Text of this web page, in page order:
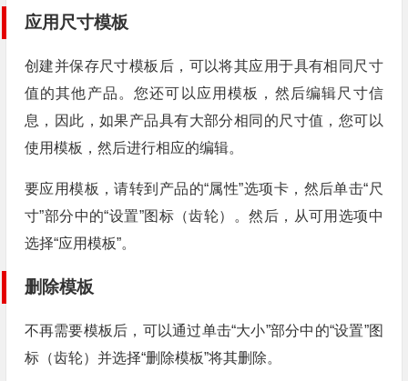
应用尺寸模板
创建并保存尺寸模板后，可以将其应用于具有相同尺寸
值的其他产品。您还可以应用模板，然后编辑尺寸信
息，因此，如果产品具有大部分相同的尺寸值，您可以
使用模板，然后进行相应的编辑。
要应用模板，请转到产品的“属性”选项卡，然后单击“尺
寸”部分中的“设置”图标（齿轮）。然后，从可用选项中
选择“应用模板”。
删除模板
不再需要模板后，可以通过单击“大小”部分中的“设置”图
标（齿轮）并选择“删除模板”将其删除。